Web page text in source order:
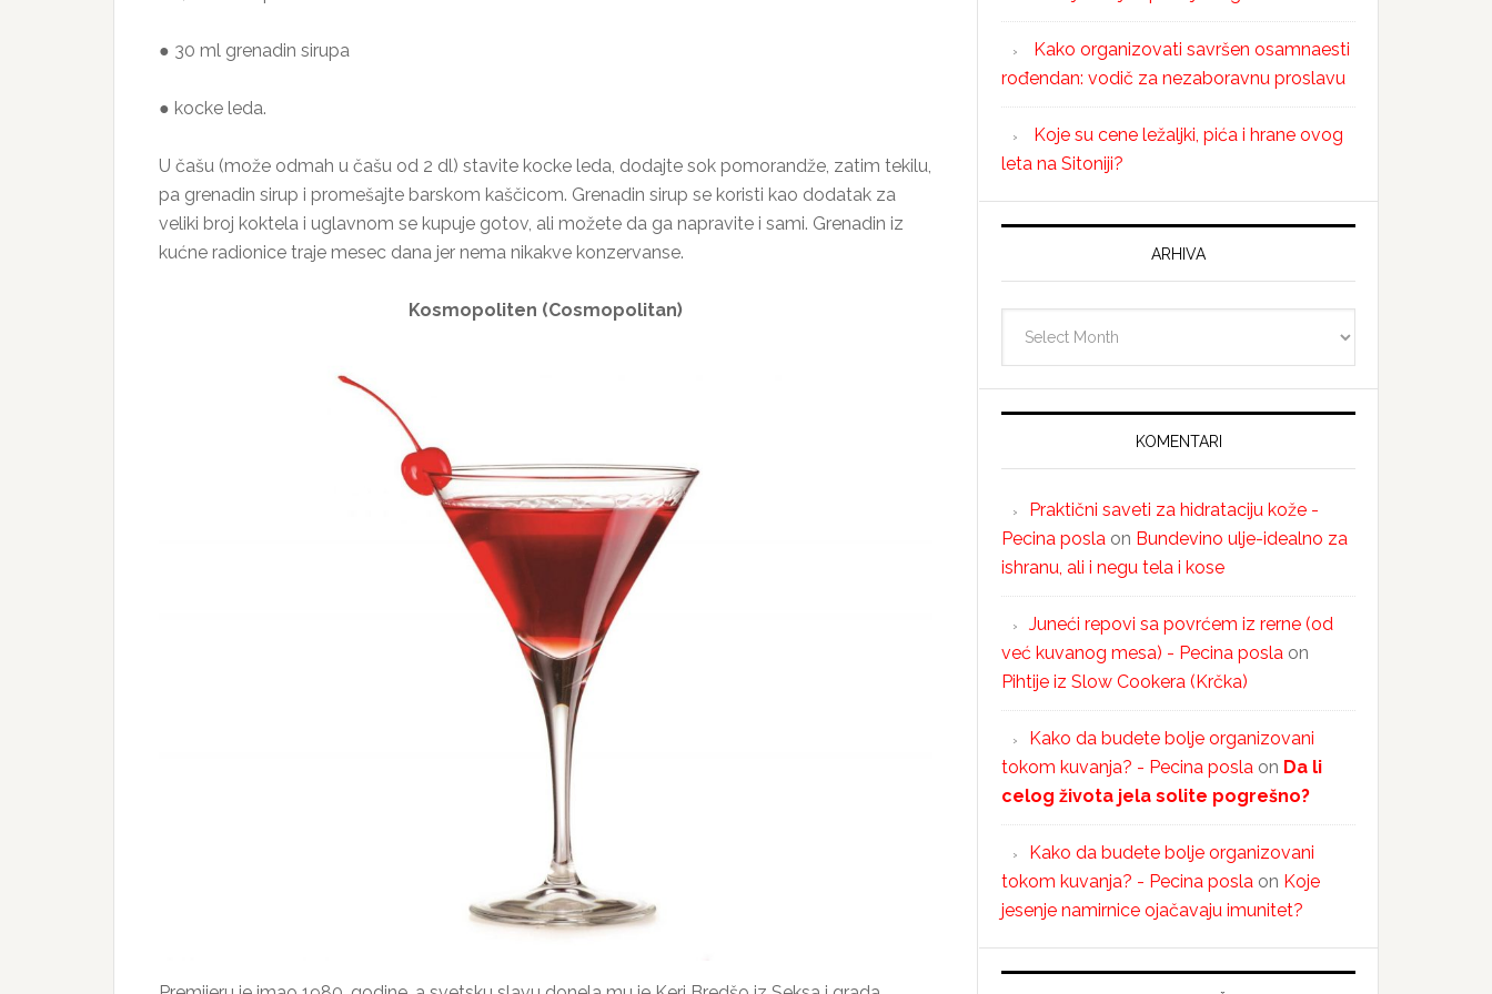
● 30 ml grenadin sirupa
● kocke leda.
U čašu (može odmah u čašu od 2 dl) stavite kocke leda, dodajte sok pomorandže, zatim tekilu,
pa grenadin sirup i promešajte barskom kaščicom. Grenadin sirup se koristi kao dodatak za
veliki broj koktela i uglavnom se kupuje gotov, ali možete da ga napravite i sami. Grenadin iz
kućne radionice traje mesec dana jer nema nikakve konzervanse.
Kosmopoliten (Cosmopolitan)
Kako organizovati savršen osamnaesti
rođendan: vodič za nezaboravnu proslavu
Koje su cene ležaljki, pića i hrane ovog
leta na Sitoniji?
ARHIVA
KOMENTARI
Praktični saveti za hidrataciju kože -
Pecina posla on Bundevino ulje-idealno za
ishranu, ali i negu tela i kose
Juneći repovi sa povrćem iz rerne (od
već kuvanog mesa) - Pecina posla on
Pihtije iz Slow Cookera (Krčka)
Kako da budete bolje organizovani
tokom kuvanja? - Pecina posla on Da li
celog života jela solite pogrešno?
Kako da budete bolje organizovani
tokom kuvanja? - Pecina posla on Koje
jesenje namirnice ojačavaju imunitet?